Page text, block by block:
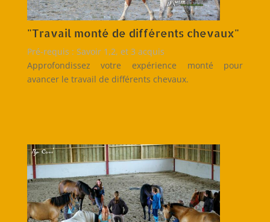
"Travail monté de différents chevaux"
Pré-requis : Savoir 1,2, et 3 acquis
Approfondissez votre expérience monté pour
avancer le travail de différents chevaux.